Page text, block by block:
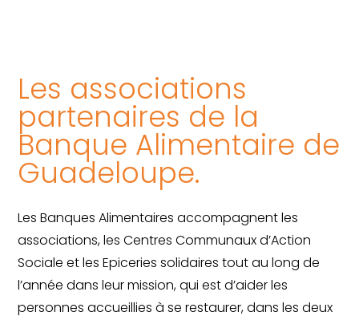
Les associations
partenaires de la
Banque Alimentaire de
Guadeloupe.
Les Banques Alimentaires accompagnent les
associations, les Centres Communaux d’Action
Sociale et les Epiceries solidaires tout au long de
l’année dans leur mission, qui est d’aider les
personnes accueillies à se restaurer, dans les deux